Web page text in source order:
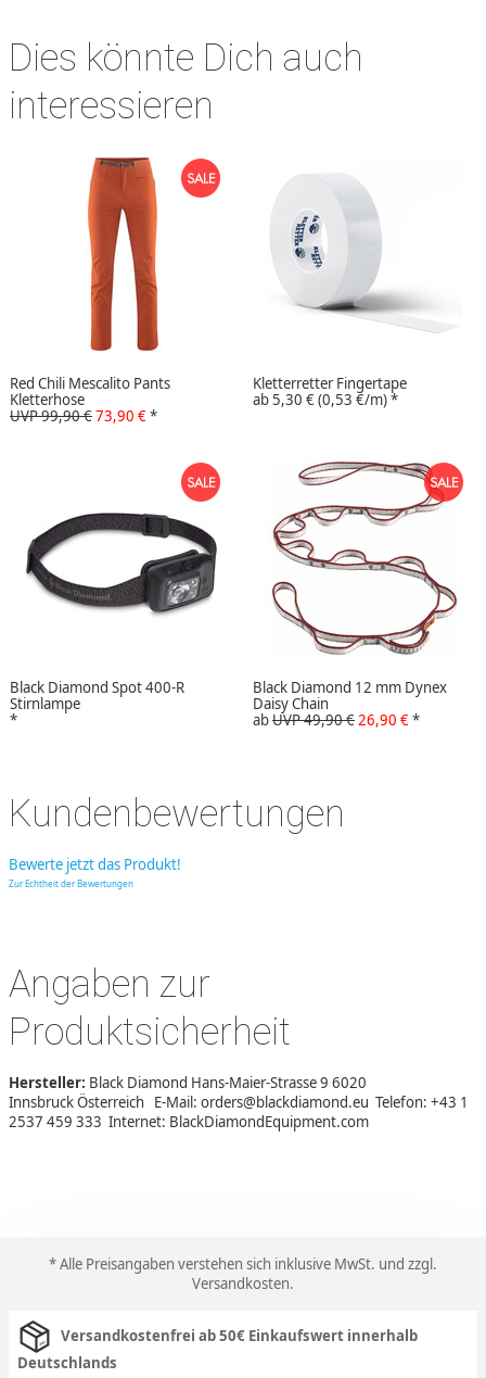
Dies könnte Dich auch
interessieren
Red Chili Mescalito Pants
Kletterhose
UVP 99,90 €73,90 €*
Kletterretter Fingertape
ab5,30 €(0,53 €/m)*
Black Diamond Spot 400-R
Stirnlampe
*
Black Diamond 12 mm Dynex
Daisy Chain
abUVP 49,90 €26,90 €*
Kundenbewertungen
Bewerte jetzt das Produkt!
Zur Echtheit der Bewertungen
Angaben zur
Produktsicherheit
Hersteller: Black Diamond Hans-Maier-Strasse 9 6020
Innsbruck Österreich E-Mail: orders@blackdiamond.eu Telefon: +43 1
2537 459 333 Internet: BlackDiamondEquipment.com
* Alle Preisangaben verstehen sich inklusive MwSt. und zzgl.
Versandkosten.
Versandkostenfrei ab 50€ Einkaufswert innerhalb
Deutschlands